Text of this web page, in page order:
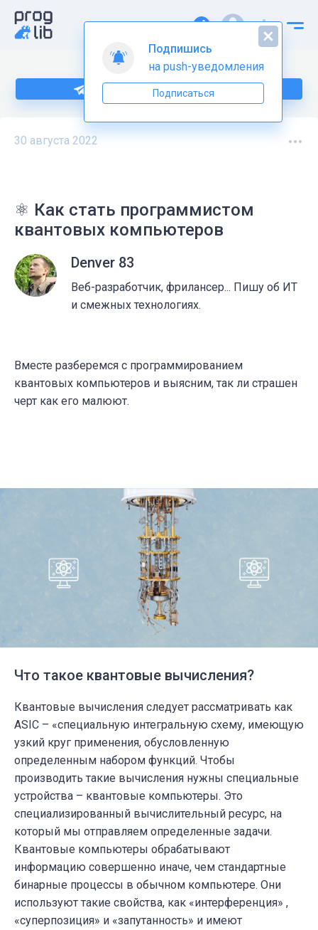
Подпишитесь на нас в Telegram
30 августа 2022
⚛️ Как стать программистом
квантовых компьютеров
Denver 83
Веб-разработчик, фрилансер... Пишу об ИТ
и смежных технологиях.
Вместе разберемся с программированием
квантовых компьютеров и выясним, так ли страшен
черт как его малюют.
Что такое квантовые вычисления?
Квантовые вычисления следует рассматривать как
ASIC – «специальную интегральную схему, имеющую
узкий круг применения, обусловленную
определенным набором функций. Чтобы
производить такие вычисления нужны специальные
устройства – квантовые компьютеры. Это
специализированный вычислительный ресурс, на
который мы отправляем определенные задачи.
Квантовые компьютеры обрабатывают
информацию совершенно иначе, чем стандартные
бинарные процессы в обычном компьютере. Они
используют такие свойства, как «интерференция» ,
«суперпозиция» и «запутанность» и имеют
Подпишись
на push-уведомления
Подписаться